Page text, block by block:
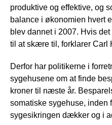
produktive og effektive, og
balance i økonomien hvert
blev dannet i 2007. Hvis
til at skære til, forklarer Carl
Derfor har politikerne i
sygehusene om at finde
kroner til næste år.
somatiske sygehuse, inden
sygesikringen dækker og i